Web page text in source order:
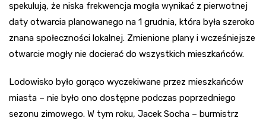
spekulują, że niska frekwencja mogła wynikać z pierwotnej
daty otwarcia planowanego na 1 grudnia, która była szeroko
znana społeczności lokalnej. Zmienione plany i wcześniejsze
otwarcie mogły nie docierać do wszystkich mieszkańców.
Lodowisko było gorąco wyczekiwane przez mieszkańców
miasta – nie było ono dostępne podczas poprzedniego
sezonu zimowego. W tym roku, Jacek Socha – burmistrz